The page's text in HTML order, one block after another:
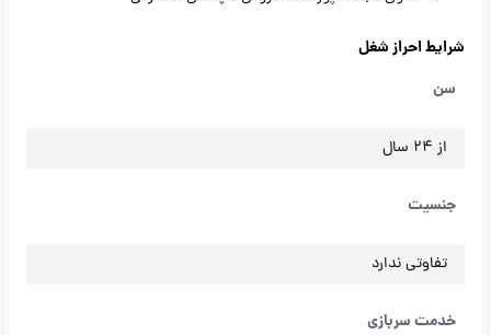
شرایط احراز شغل
سن
از 24 سال
جنسیت
تفاوتی ندارد
خدمت سربازی